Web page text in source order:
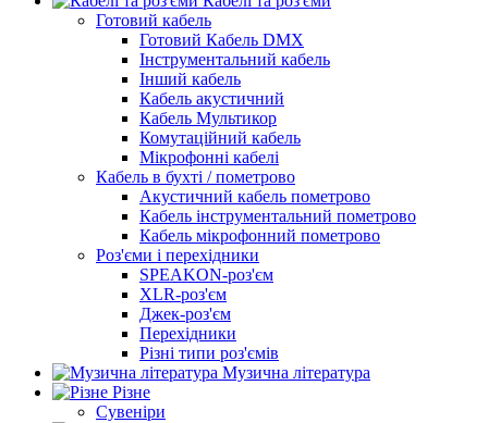
Готовий кабель
Готовий Кабель DMX
Інструментальний кабель
Інший кабель
Кабель акустичний
Кабель Мультикор
Комутаційний кабель
Мікрофонні кабелі
Кабель в бухті / пометрово
Акустичний кабель пометрово
Кабель інструментальний пометрово
Кабель мікрофонний пометрово
Роз'єми і перехідники
SPEAKON-роз'єм
XLR-роз'єм
Джек-роз'єм
Перехідники
Різні типи роз'ємів
Музична література
Різне
Сувеніри